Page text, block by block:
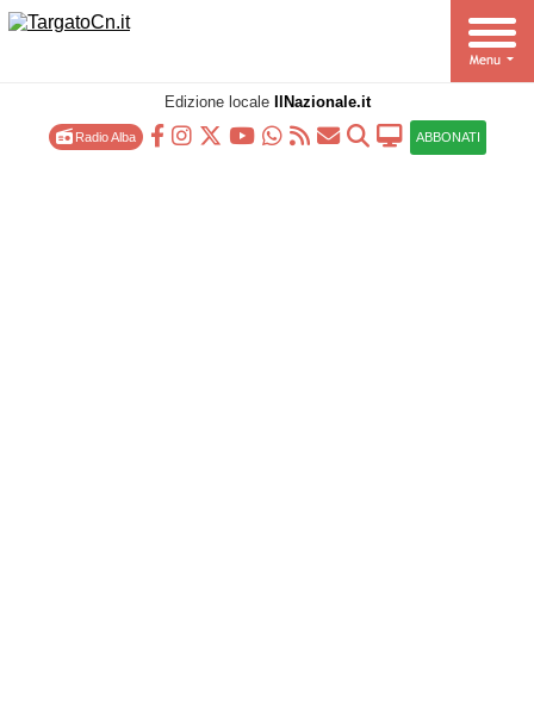
Edizione locale IlNazionale.it
Radio Alba ABBONATI